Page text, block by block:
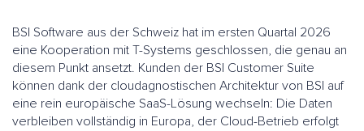
BSI Software aus der Schweiz hat im ersten Quartal 2026
eine Kooperation mit T-Systems geschlossen, die genau an
diesem Punkt ansetzt. Kunden der BSI Customer Suite
können dank der cloudagnostischen Architektur von BSI auf
eine rein europäische SaaS-Lösung wechseln: Die Daten
verbleiben vollständig in Europa, der Cloud-Betrieb erfolgt